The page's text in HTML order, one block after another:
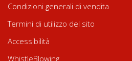
Condizioni generali di vendita
Termini di utilizzo del sito
Accessibilità
WhistleBlowing